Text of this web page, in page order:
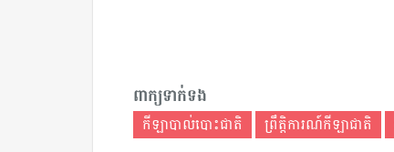
ពាក្យទាក់ទង
កីឡាបាល់បោះជាតិ ព្រឹត្តិការណ៍កីឡាជាតិ